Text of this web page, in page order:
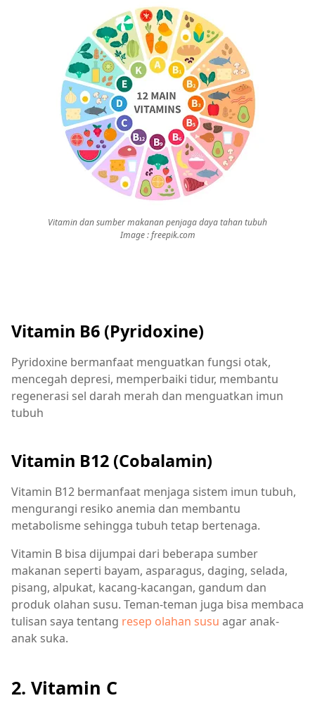
Vitamin dan sumber makanan penjaga daya tahan tubuh
Image : freepik.com
Vitamin B6 (Pyridoxine)
Pyridoxine bermanfaat menguatkan fungsi otak,
mencegah depresi, memperbaiki tidur, membantu
regenerasi sel darah merah dan menguatkan imun
tubuh
Vitamin B12 (Cobalamin)
Vitamin B12 bermanfaat menjaga sistem imun tubuh,
mengurangi resiko anemia dan membantu
metabolisme sehingga tubuh tetap bertenaga.
Vitamin B bisa dijumpai dari beberapa sumber
makanan seperti bayam, asparagus, daging, selada,
pisang, alpukat, kacang-kacangan, gandum dan
produk olahan susu. Teman-teman juga bisa membaca
tulisan saya tentang resep olahan susu agar anak-
anak suka.
2. Vitamin C